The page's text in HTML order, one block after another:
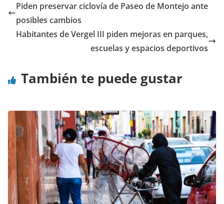
Piden preservar ciclovía de Paseo de Montejo ante
posibles cambios
Habitantes de Vergel III piden mejoras en parques,
escuelas y espacios deportivos
También te puede gustar